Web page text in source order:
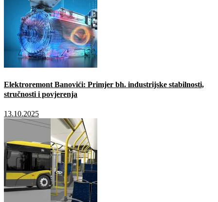
Elektroremont Banovići: Primjer bh. industrijske stabilnosti,
stručnosti i povjerenja
13.10.2025